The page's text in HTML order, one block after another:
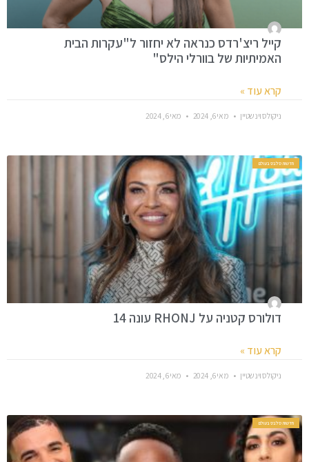
קייל ריצ'רדס כנראה לא יחזור ל"עקרות הבית
האמיתיות של בוורלי הילס"
קרא עוד »
ניקולס וינשטיין מאי 6, 2024 מאי 6, 2024
חדשות סלבס בעולם
דולורס קטניה על RHONJ עונה 14
קרא עוד »
ניקולס וינשטיין מאי 6, 2024 מאי 6, 2024
חדשות סלבס בעולם